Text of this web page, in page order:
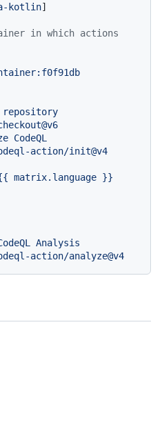
kotlin]
in which actions
repository
CodeQL
action/init@v4
matrix.language }}
Analysis
action/analyze@v4